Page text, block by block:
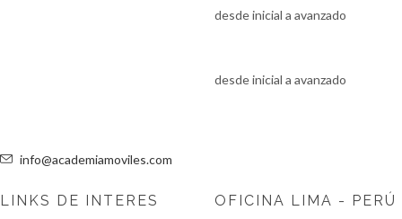
info@academiamoviles.com
desde inicial a avanzado
desde inicial a avanzado
LINKS DE INTERES
OFICINA LIMA - PERÚ